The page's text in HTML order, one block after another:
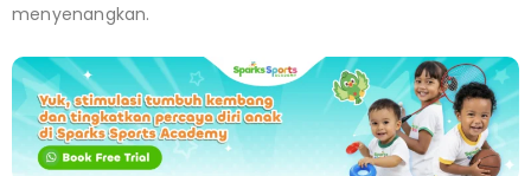
menyenangkan.